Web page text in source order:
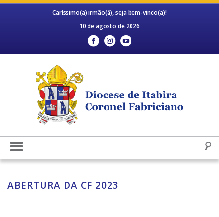
Caríssimo(a) irmão(ã), seja bem-vindo(a)!
10 de agosto de 2026
ABERTURA DA CF 2023